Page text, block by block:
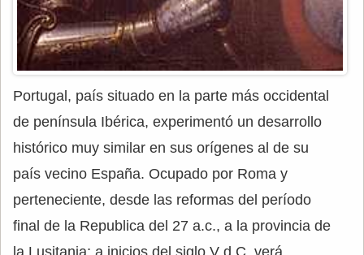
Portugal, país situado en la parte más occidental
de península Ibérica, experimentó un desarrollo
histórico muy similar en sus orígenes al de su
país vecino España. Ocupado por Roma y
perteneciente, desde las reformas del período
final de la Republica del 27 a.c., a la provincia de